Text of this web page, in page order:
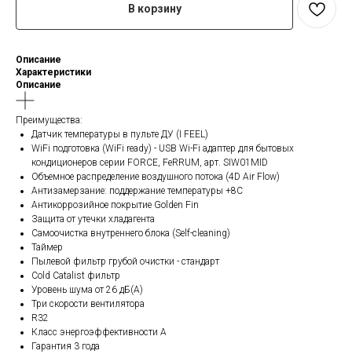
В корзину
Описание
Характеристики
Описание
Преимущества:
Датчик температуры в пульте ДУ (I FEEL)
WiFi подготовка (WiFi ready) - USB Wi-Fi адаптер для бытовых
кондиционеров серии FORCE, FeRRUM, арт. SIW01MID
Объемное распределение воздушного потока (4D Air Flow)
Антизамерзание: поддержание температуры +8С
Антикоррозийное покрытие Golden Fin
Защита от утечки хладагента
Самоочистка внутреннего блока (Self-cleaning)
Таймер
Пылевой фильтр грубой очистки - стандарт
Cold Catalist фильтр
Уровень шума от 26 дБ(А)
Три скорости вентилятора
R32
Класс энергоэффективности A
Гарантия 3 года